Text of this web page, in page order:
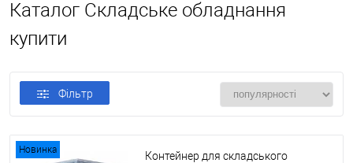
Каталог Складське обладнання
купити
Фільтр
Новинка
Контейнер для складського